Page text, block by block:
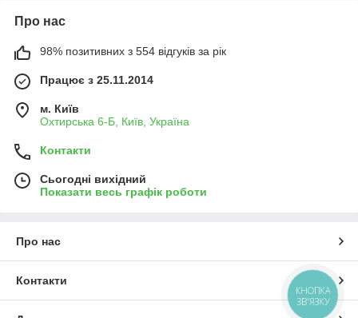
Про нас
98% позитивних з 554 відгуків за рік
Працює з 25.11.2014
м. Київ
Охтирська 6-Б, Київ, Україна
Контакти
Сьогодні вихідний
Показати весь графік роботи
Про нас
Контакти
КНОПКА
ЗВ'ЯЗКУ